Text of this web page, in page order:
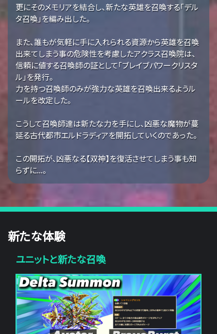
更にそのメモリアを結合し、新たな英雄を召喚する「デル
タ召喚」を編み出した。
また、誰もが気軽に手に入れられる資源から英雄を召喚
出来てしまう事の危険性を考慮したアクラス召喚院は、
信頼に値する召喚師の証として「ブレイブパワークリスタ
ル」を発行。
力を持つ召喚師のみが強力な英雄を召喚出来るようル
ールを改定した。
こうして召喚師達は新たな力を手にし、凶悪な魔物が蔓
延る古代都市エルドラディアを開拓していくのであった。
この開拓が、凶悪なる【双神】を復活させてしまう事も知
らずに...。
新たな体験
ユニットと新たな召喚